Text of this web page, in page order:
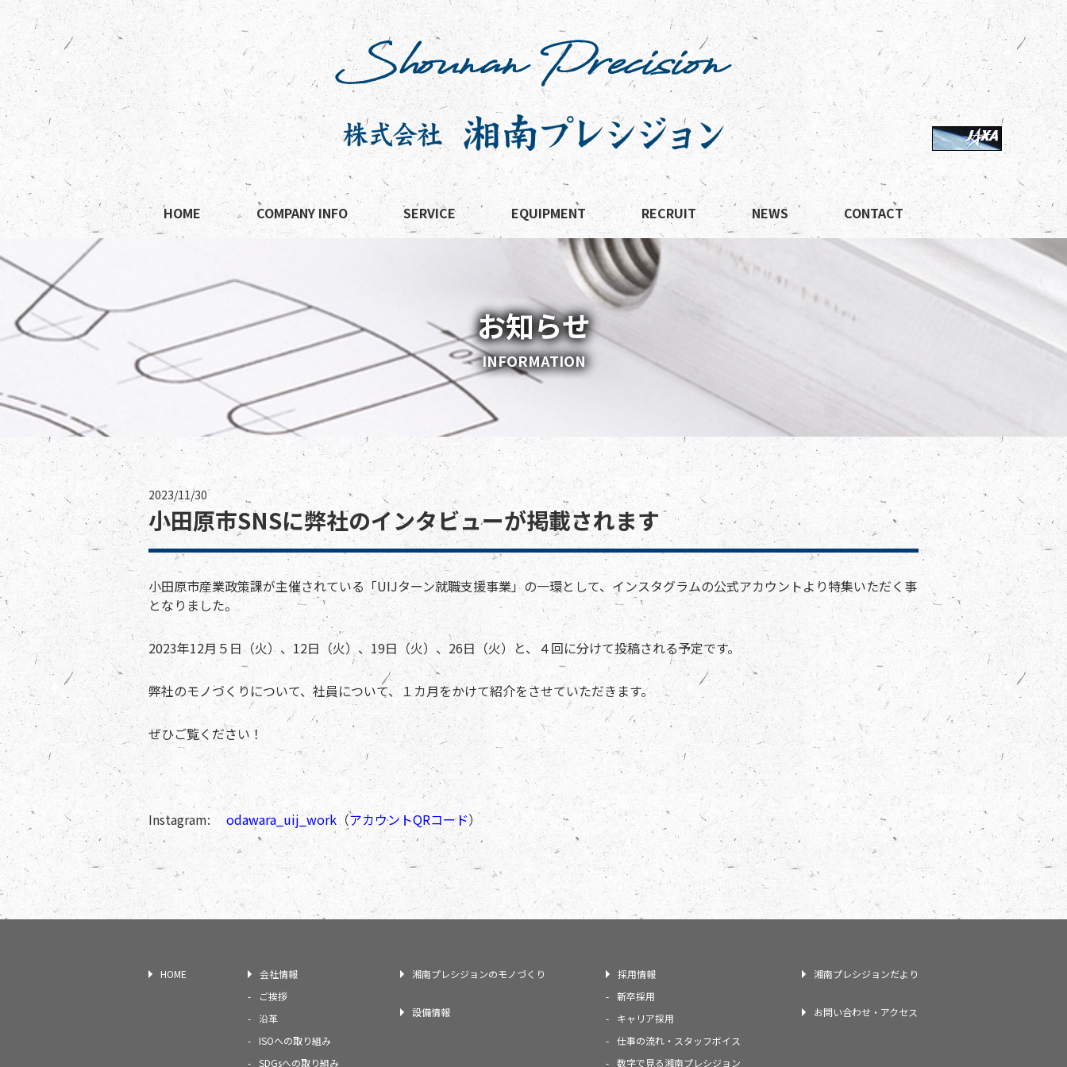
HOME COMPANY INFO SERVICE EQUIPMENT RECRUIT NEWS CONTACT
お知らせ
INFORMATION
2023/11/30
小田原市SNSに弊社のインタビューが掲載されます
小田原市産業政策課が主催されている「UIJターン就職支援事業」の一環として、インスタグラムの公式アカウントより特集いただく事
となりました。
2023年12月５日（火）、12日（火）、19日（火）、26日（火）と、４回に分けて投稿される予定です。
弊社のモノづくりについて、社員について、１カ月をかけて紹介をさせていただきます。
ぜひご覧ください！
Instagram: odawara_uij_work（アカウントQRコード）
HOME
会社情報
ご挨拶
沿革
ISOへの取り組み
SDGsへの取り組み
湘南プレシジョンのモノづくり
設備情報
採用情報
新卒採用
キャリア採用
仕事の流れ・スタッフボイス
数字で見る湘南プレシジョン
湘南プレシジョンだより
お問い合わせ・アクセス